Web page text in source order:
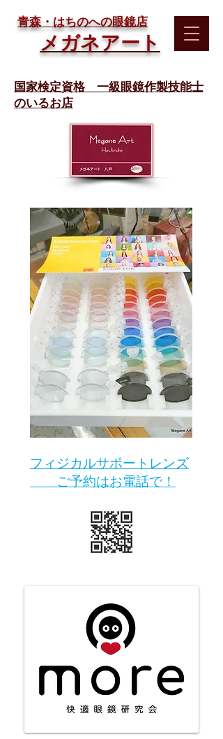
​青森・はちのへの眼鏡店
メガネアート
国家検定資格 一級眼鏡作製技能士
のいるお店
​フィジカルサポートレンズ
ご予約はお電話で！